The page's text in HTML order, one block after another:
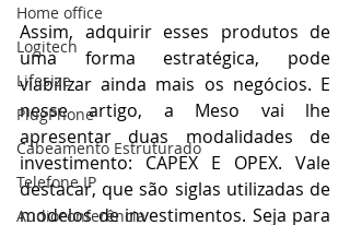
Home office
Logitech
Lifesize
PlugPhone
Cabeamento Estruturado
Telefone IP
Audioconferência
Assim, adquirir esses produtos de
uma forma estratégica, pode
viabilizar ainda mais os negócios. E
nesse artigo, a Meso vai lhe
apresentar duas modalidades de
investimento: CAPEX E OPEX. Vale
destacar, que são siglas utilizadas de
modelos de investimentos. Seja para